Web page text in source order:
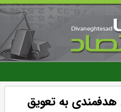
رفتن
محتوای
اصلی
به تعویق